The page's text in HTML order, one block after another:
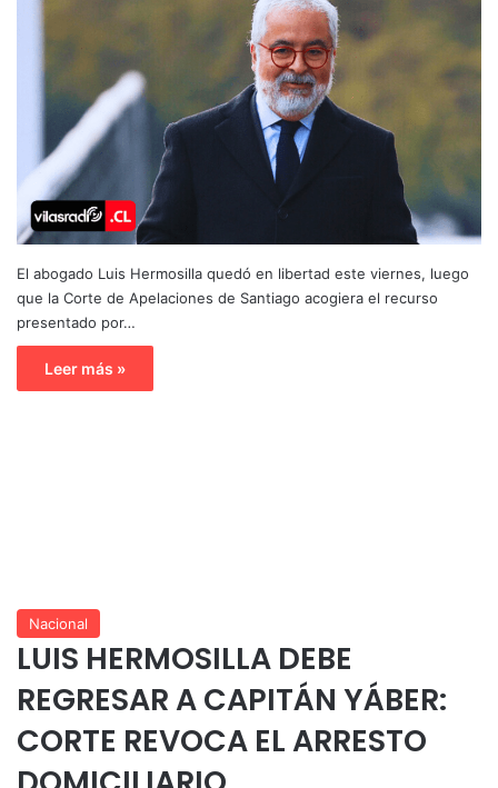
El abogado Luis Hermosilla quedó en libertad este viernes, luego
que la Corte de Apelaciones de Santiago acogiera el recurso
presentado por…
Leer más »
Nacional
LUIS HERMOSILLA DEBE
REGRESAR A CAPITÁN YÁBER:
CORTE REVOCA EL ARRESTO